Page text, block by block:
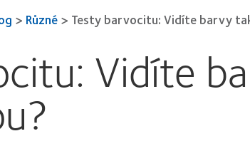
> Různé> Testy barvocitu: Vidíte barvy
Vidíte